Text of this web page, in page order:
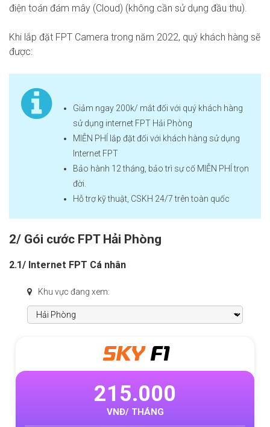
điện toán đám mây (Cloud) (không cần sử dụng đầu thu).
Khi lắp đặt FPT Camera trong năm 2022, quý khách hàng sẽ
được:
Giảm ngay 200k/ mắt đối với quý khách hàng
sử dụng internet FPT Hải Phòng
MIỄN PHÍ lắp đặt đối với khách hàng sử dụng
Internet FPT
Bảo hành 12 tháng, bảo trì sự cố MIỄN PHÍ trọn
đời.
Hỗ trợ kỹ thuật, CSKH 24/7 trên toàn quốc
2/ Gói cước FPT Hải Phòng
2.1/ Internet FPT Cá nhân
Khu vực đang xem:
METAF1
315.000
VNĐ/ THÁNG